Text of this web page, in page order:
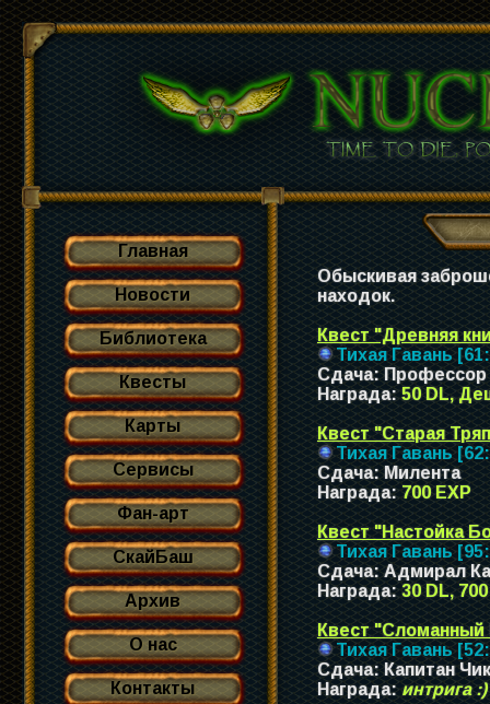
Главная
Новости
Библиотека
Квесты
Карты
Сервисы
Фан-арт
СкайБаш
Архив
О нас
Контакты
Обыскивая
находок.
Квест "Древняя
Тихая Гавань
Сдача: Профессор
Награда: 50 DL,
Квест "Старая
Тихая Гавань
Сдача: Милента
Награда: 700 EХР
Квест "Настойка
Тихая Гавань
Сдача: Адмирал
Награда: 30 DL,
Квест "Сломанный
Тихая Гавань
Сдача: Капитан
Награда: интрига :)